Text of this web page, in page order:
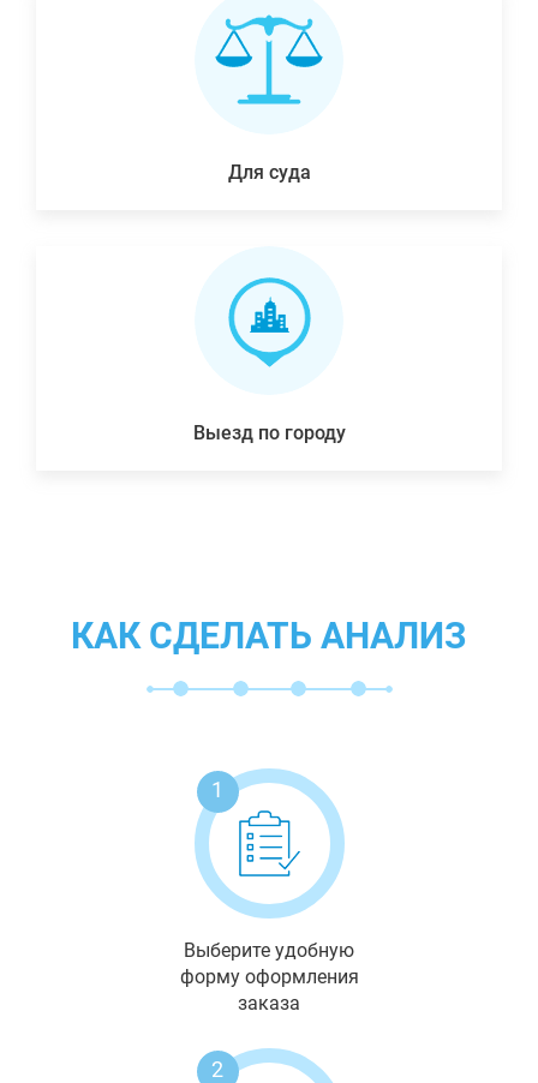
Для суда
Выезд по городу
КАК СДЕЛАТЬ АНАЛИЗ
1
Выберите удобную
форму оформления
заказа
2